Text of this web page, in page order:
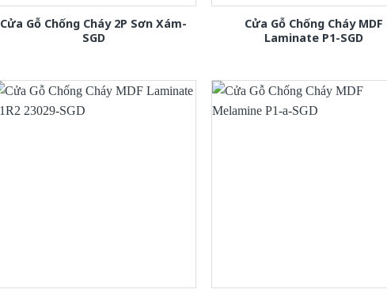
Cửa Gỗ Chống Cháy 2P Sơn Xám-
SGD
Cửa Gỗ Chống Cháy MDF
Laminate P1-SGD